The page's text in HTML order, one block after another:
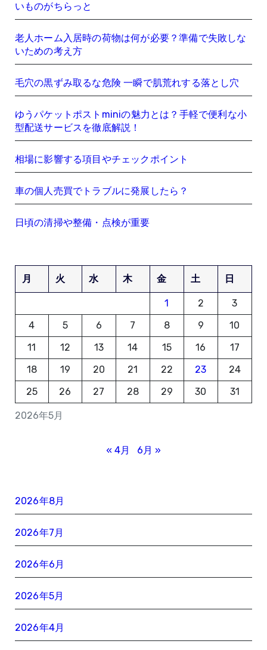
いものがちらっと
老人ホーム入居時の荷物は何が必要？準備で失敗しな
いための考え方
毛穴の黒ずみ取るな危険 一瞬で肌荒れする落とし穴
ゆうパケットポストminiの魅力とは？手軽で便利な小
型配送サービスを徹底解説！
相場に影響する項目やチェックポイント
車の個人売買でトラブルに発展したら？
日頃の清掃や整備・点検が重要
2026年5月
月 火 水 木 金 土 日
1 2
3
4
5 6 7 8 9
10
11
12 13 14 15 16
17
18
19 20 21 22 23
24
25
26 27 28 29 30 31
« 4月 6月 »
2026年8月
2026年7月
2026年6月
2026年5月
2026年4月